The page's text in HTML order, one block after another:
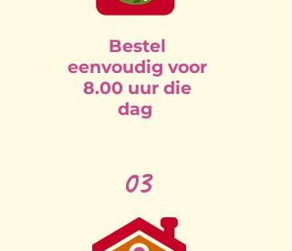
Bestel
eenvoudig voor
8.00 uur die
dag
03